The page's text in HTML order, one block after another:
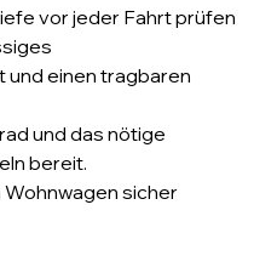
vor jeder Fahrt prüfen
einen tragbaren
und das nötige
bereit.
Wohnwagen sicher